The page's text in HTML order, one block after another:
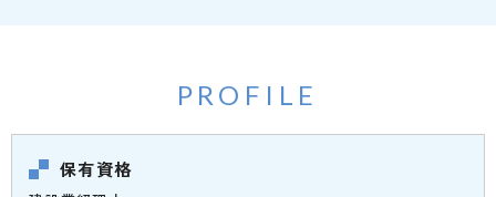
PROFILE
保有資格